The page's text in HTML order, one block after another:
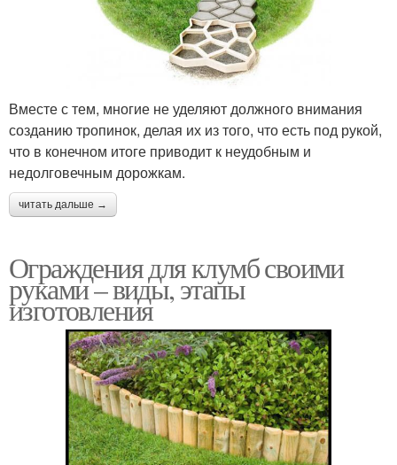
Вместе с тем, многие не уделяют должного внимания
созданию тропинок, делая их из того, что есть под рукой,
что в конечном итоге приводит к неудобным и
недолговечным дорожкам.
читать дальше →
Ограждения для клумб своими
руками – виды, этапы
изготовления